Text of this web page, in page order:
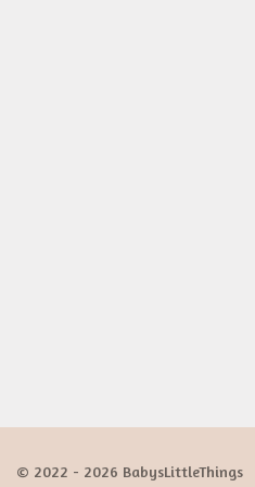
© 2022 - 2026 BabysLittleThings